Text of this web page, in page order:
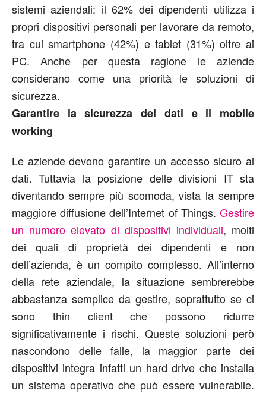
sistemi aziendali: il 62% dei dipendenti utilizza i
propri dispositivi personali per lavorare da remoto,
tra cui smartphone (42%) e tablet (31%) oltre ai
PC. Anche per questa ragione le aziende
considerano come una priorità le soluzioni di
sicurezza.
Garantire la sicurezza dei dati e il mobile
working
Le aziende devono garantire un accesso sicuro ai
dati. Tuttavia la posizione delle divisioni IT sta
diventando sempre più scomoda, vista la sempre
maggiore diffusione dell’Internet of Things. Gestire
un numero elevato di dispositivi individuali, molti
dei quali di proprietà dei dipendenti e non
dell’azienda, è un compito complesso. All’interno
della rete aziendale, la situazione sembrerebbe
abbastanza semplice da gestire, soprattutto se ci
sono thin client che possono ridurre
significativamente i rischi. Queste soluzioni però
nascondono delle falle, la maggior parte dei
dispositivi integra infatti un hard drive che installa
un sistema operativo che può essere vulnerabile.